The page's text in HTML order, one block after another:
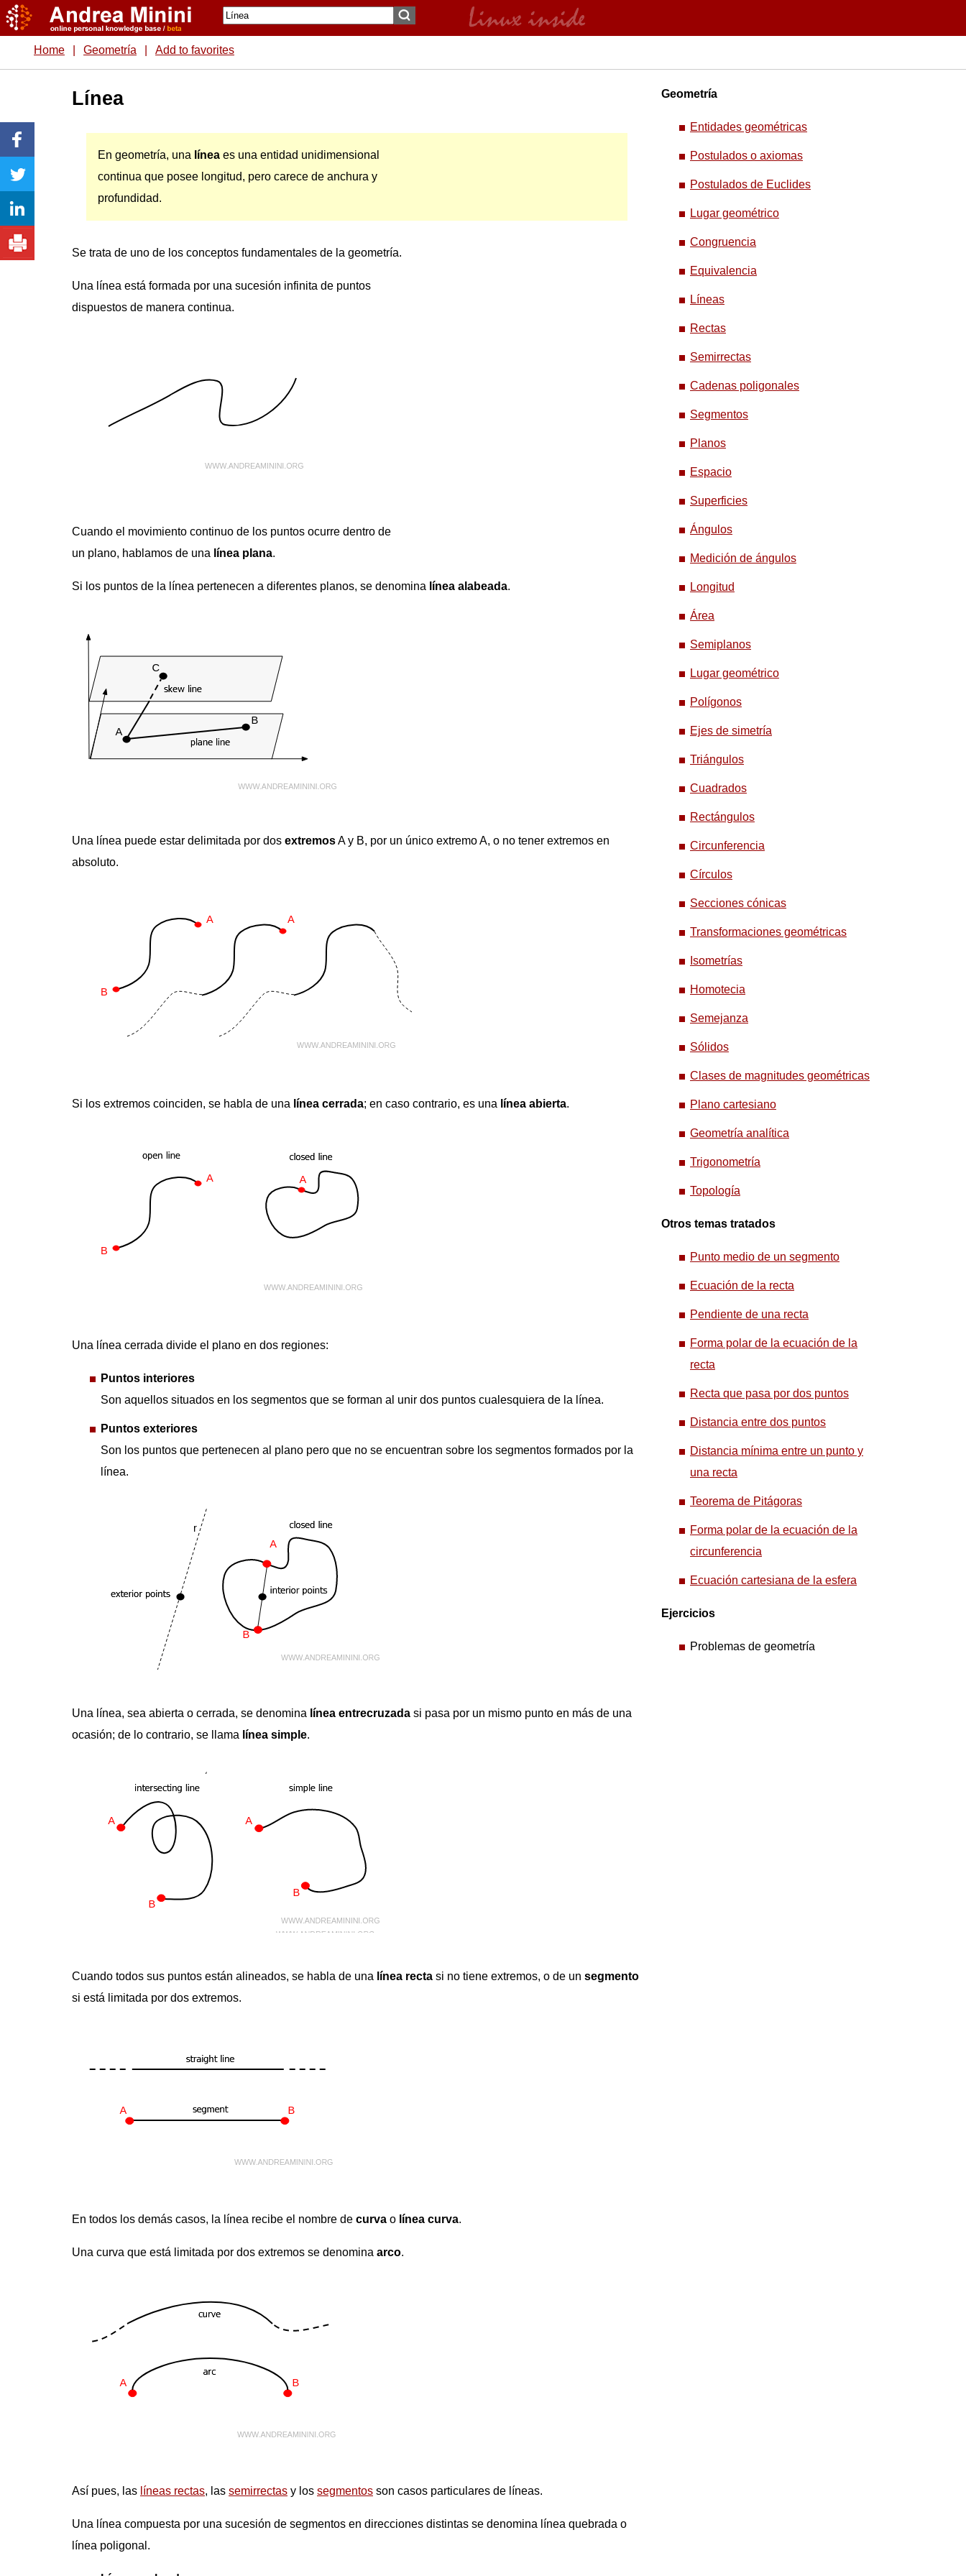
Home Geometría Add to favorites
Línea
En geometría, una línea es una entidad unidimensional
continua que posee longitud, pero carece de anchura y
profundidad.
Se trata de uno de los conceptos fundamentales de la geometría.
Una línea está formada por una sucesión infinita de puntos
dispuestos de manera continua.
Cuando el movimiento continuo de los puntos ocurre dentro de
un plano, hablamos de una línea plana.
Si los puntos de la línea pertenecen a diferentes planos, se denomina línea alabeada.
Una línea puede estar delimitada por dos extremosA y B, por un único extremo A, o no tener extremos en
absoluto.
Si los extremos coinciden, se habla de una línea cerrada; en caso contrario, es una línea abierta.
Una línea cerrada divide el plano en dos regiones:
Puntos interiores
Son aquellos situados en los segmentos que se forman al unir dos puntos cualesquiera de la línea.
Puntos exteriores
Son los puntos que pertenecen al plano pero que no se encuentran sobre los segmentos formados por la
línea.
Una línea, sea abierta o cerrada, se denomina línea entrecruzada si pasa por un mismo punto en más de una
ocasión; de lo contrario, se llama línea simple.
Cuando todos sus puntos están alineados, se habla de una línea recta si no tiene extremos, o de un segmento
si está limitada por dos extremos.
En todos los demás casos, la línea recibe el nombre de curva o línea curva.
Una curva que está limitada por dos extremos se denomina arco.
Así pues, las líneas rectas, las semirrectas y los segmentos son casos particulares de líneas.
Una línea compuesta por una sucesión de segmentos en direcciones distintas se denomina línea quebrada o
línea poligonal.
Geometría
Entidades geométricas
Postulados o axiomas
Postulados de Euclides
Lugar geométrico
Congruencia
Equivalencia
Líneas
Rectas
Semirrectas
Cadenas poligonales
Segmentos
Planos
Espacio
Superficies
Ángulos
Medición de ángulos
Longitud
Área
Semiplanos
Lugar geométrico
Polígonos
Ejes de simetría
Triángulos
Cuadrados
Rectángulos
Circunferencia
Círculos
Secciones cónicas
Transformaciones geométricas
Isometrías
Homotecia
Semejanza
Sólidos
Clases de magnitudes geométricas
Plano cartesiano
Geometría analítica
Trigonometría
Topología
Otros temas tratados
Punto medio de un segmento
Ecuación de la recta
Pendiente de una recta
Forma polar de la ecuación de la
recta
Recta que pasa por dos puntos
Distancia entre dos puntos
Distancia mínima entre un punto y
una recta
Teorema de Pitágoras
Forma polar de la ecuación de la
circunferencia
Ecuación cartesiana de la esfera
Ejercicios
Problemas de geometría